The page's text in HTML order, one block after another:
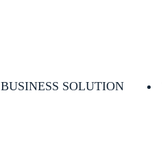
BUSINESS SOLUTION